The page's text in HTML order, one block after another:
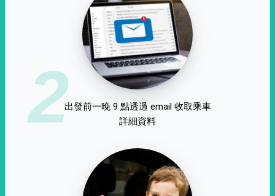
2出發前一晚 9 點透過 email 收取乘車
詳細資料